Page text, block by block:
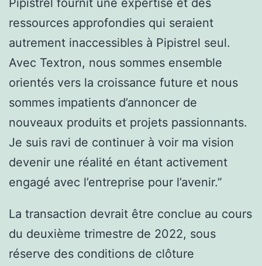
Pipistrel fournit une expertise et des
ressources approfondies qui seraient
autrement inaccessibles à Pipistrel seul.
Avec Textron, nous sommes ensemble
orientés vers la croissance future et nous
sommes impatients d’annoncer de
nouveaux produits et projets passionnants.
Je suis ravi de continuer à voir ma vision
devenir une réalité en étant activement
engagé avec l’entreprise pour l’avenir.”
La transaction devrait être conclue au cours
du deuxième trimestre de 2022, sous
réserve des conditions de clôture